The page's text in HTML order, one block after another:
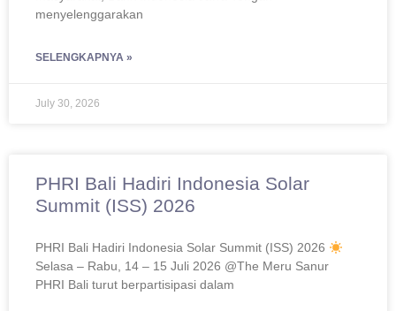
menyelenggarakan
SELENGKAPNYA »
July 30, 2026
PHRI Bali Hadiri Indonesia Solar
Summit (ISS) 2026
PHRI Bali Hadiri Indonesia Solar Summit (ISS) 2026
Selasa – Rabu, 14 – 15 Juli 2026 @The Meru Sanur
PHRI Bali turut berpartisipasi dalam